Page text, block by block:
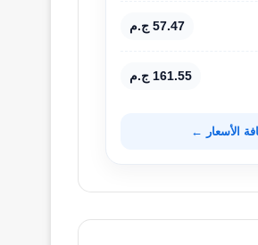
57.47 ج.م
161.55 ج.م
الأسعار ←